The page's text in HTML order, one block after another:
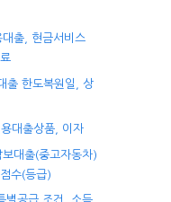
출, 현금서비스
출 한도복원일, 상
대출상품, 이자
대출(중고자동차)
수(등급)